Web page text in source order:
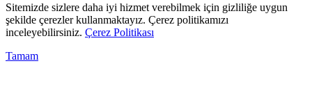
Sitemizde sizlere daha iyi hizmet verebilmek için gizliliğe uygun
şekilde çerezler kullanmaktayız. Çerez politikamızı
inceleyebilirsiniz. Çerez Politikası
Tamam